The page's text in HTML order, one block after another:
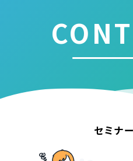
セミナ